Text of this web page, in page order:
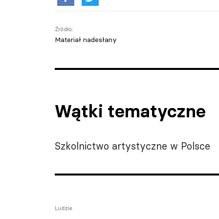
Źródło:
Materiał nadesłany
Wątki tematyczne
Szkolnictwo artystyczne w Polsce
Ludzie